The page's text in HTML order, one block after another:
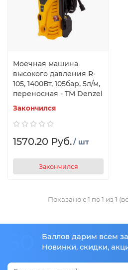
Моечная машина
высокого давления R-
105, 1400Вт, 105бар, 5л/м,
переносная - TM Denzel
Закончился
1570.20 Руб./ шт
Закончился
Показано с 1 по 1 из 1
Баллов дарим всем
Новинки, скидки,